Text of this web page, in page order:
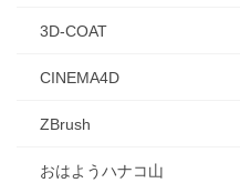
3D-COAT
CINEMA4D
ZBrush
おはようハナコ山